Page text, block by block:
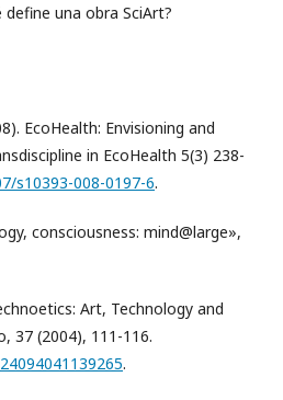
una obra SciArt?
EcoHealth: Envisioning and
in EcoHealth 5(3) 238-
s10393-008-0197-6.
consciousness: mind@large»,
Art, Technology and
37 (2004), 111-116.
.